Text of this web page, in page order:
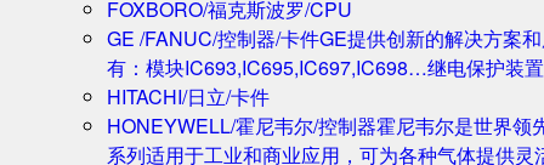
FOXBORO/福克斯波罗/CPU
GE /FANUC/控制器/卡件GE提供创新的解决方案
有：模块IC693,IC695,IC697,IC698…继电保护装
HITACHI/日立/卡件
HONEYWELL/霍尼韦尔/控制器霍尼韦尔是世界领
系列适用于工业和商业应用，可为各种气体提供